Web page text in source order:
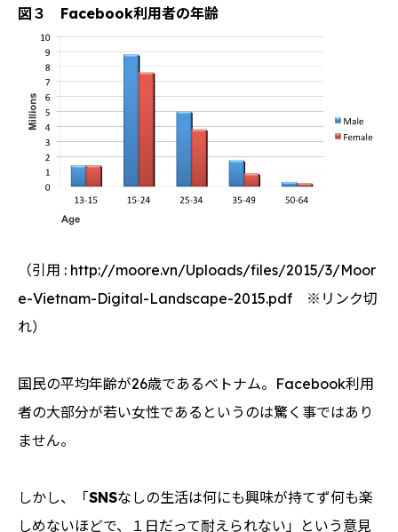
図３ Facebook利用者の年齢
（引用 : http://moore.vn/Uploads/files/2015/3/Moor
e-Vietnam-Digital-Landscape-2015.pdf ※リンク切
れ）
国民の平均年齢が26歳であるベトナム。Facebook利用
者の大部分が若い女性であるというのは驚く事ではあり
ません。
しかし、「SNSなしの生活は何にも興味が持てず何も楽
しめないほどで、１日だって耐えられない」という意見